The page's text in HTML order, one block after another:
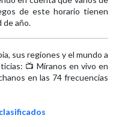
de este horario tienen
de año.
sus regiones y el mundo a
📺 Míranos en vivo en
en las 74 frecuencias